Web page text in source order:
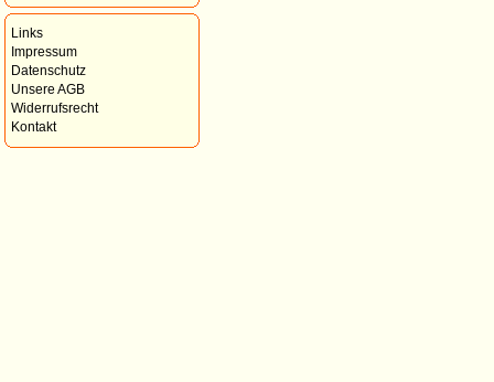
Links
Impressum
Datenschutz
Unsere AGB
Widerrufsrecht
Kontakt